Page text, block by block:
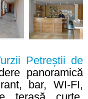
Petreștii de
panoramică
bar, WI-FI,